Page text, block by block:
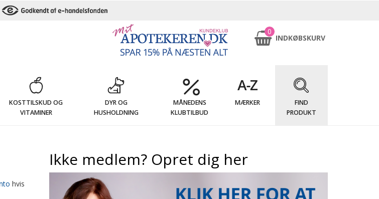
0
INDKØBSKURV
KOSTTILSKUD OG
VITAMINER
DYR OG
HUSHOLDNING
MÅNEDENS
KLUBTILBUD
MÆRKER
FIND
PRODUKT
hvis
Ikke medlem? Opret dig her